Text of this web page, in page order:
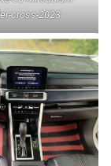
cross-2023